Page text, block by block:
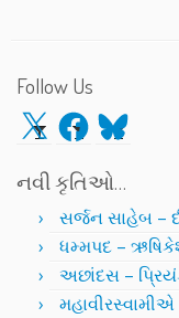
Follow Us
X Facebook
Bluesky
નવી કૃતિઓ…
સર્જન સાહેબ –
ધમ્મપદ –
અછાંદસ –